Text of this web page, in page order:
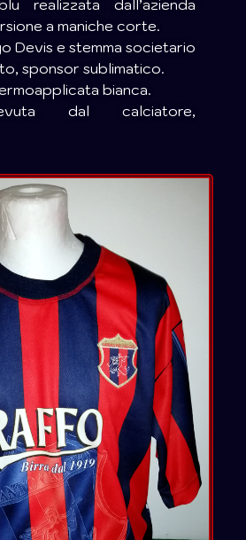
realizzata dall’azienda
a maniche corte.
Devis e stemma societario
sponsor sublimatico.
bianca.
dal calciatore,